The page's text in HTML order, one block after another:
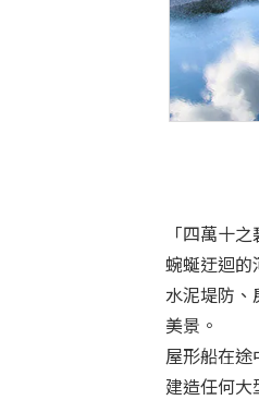
「四萬十
蜿蜒迂迴
水泥堤防、
美景。
屋形船在
建造任何